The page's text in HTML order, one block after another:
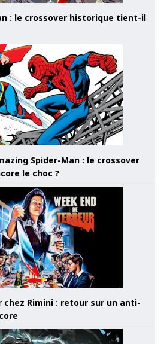
: le crossover historique tient-il
Spider-Man : le crossover
le choc ?
Rimini : retour sur un anti-